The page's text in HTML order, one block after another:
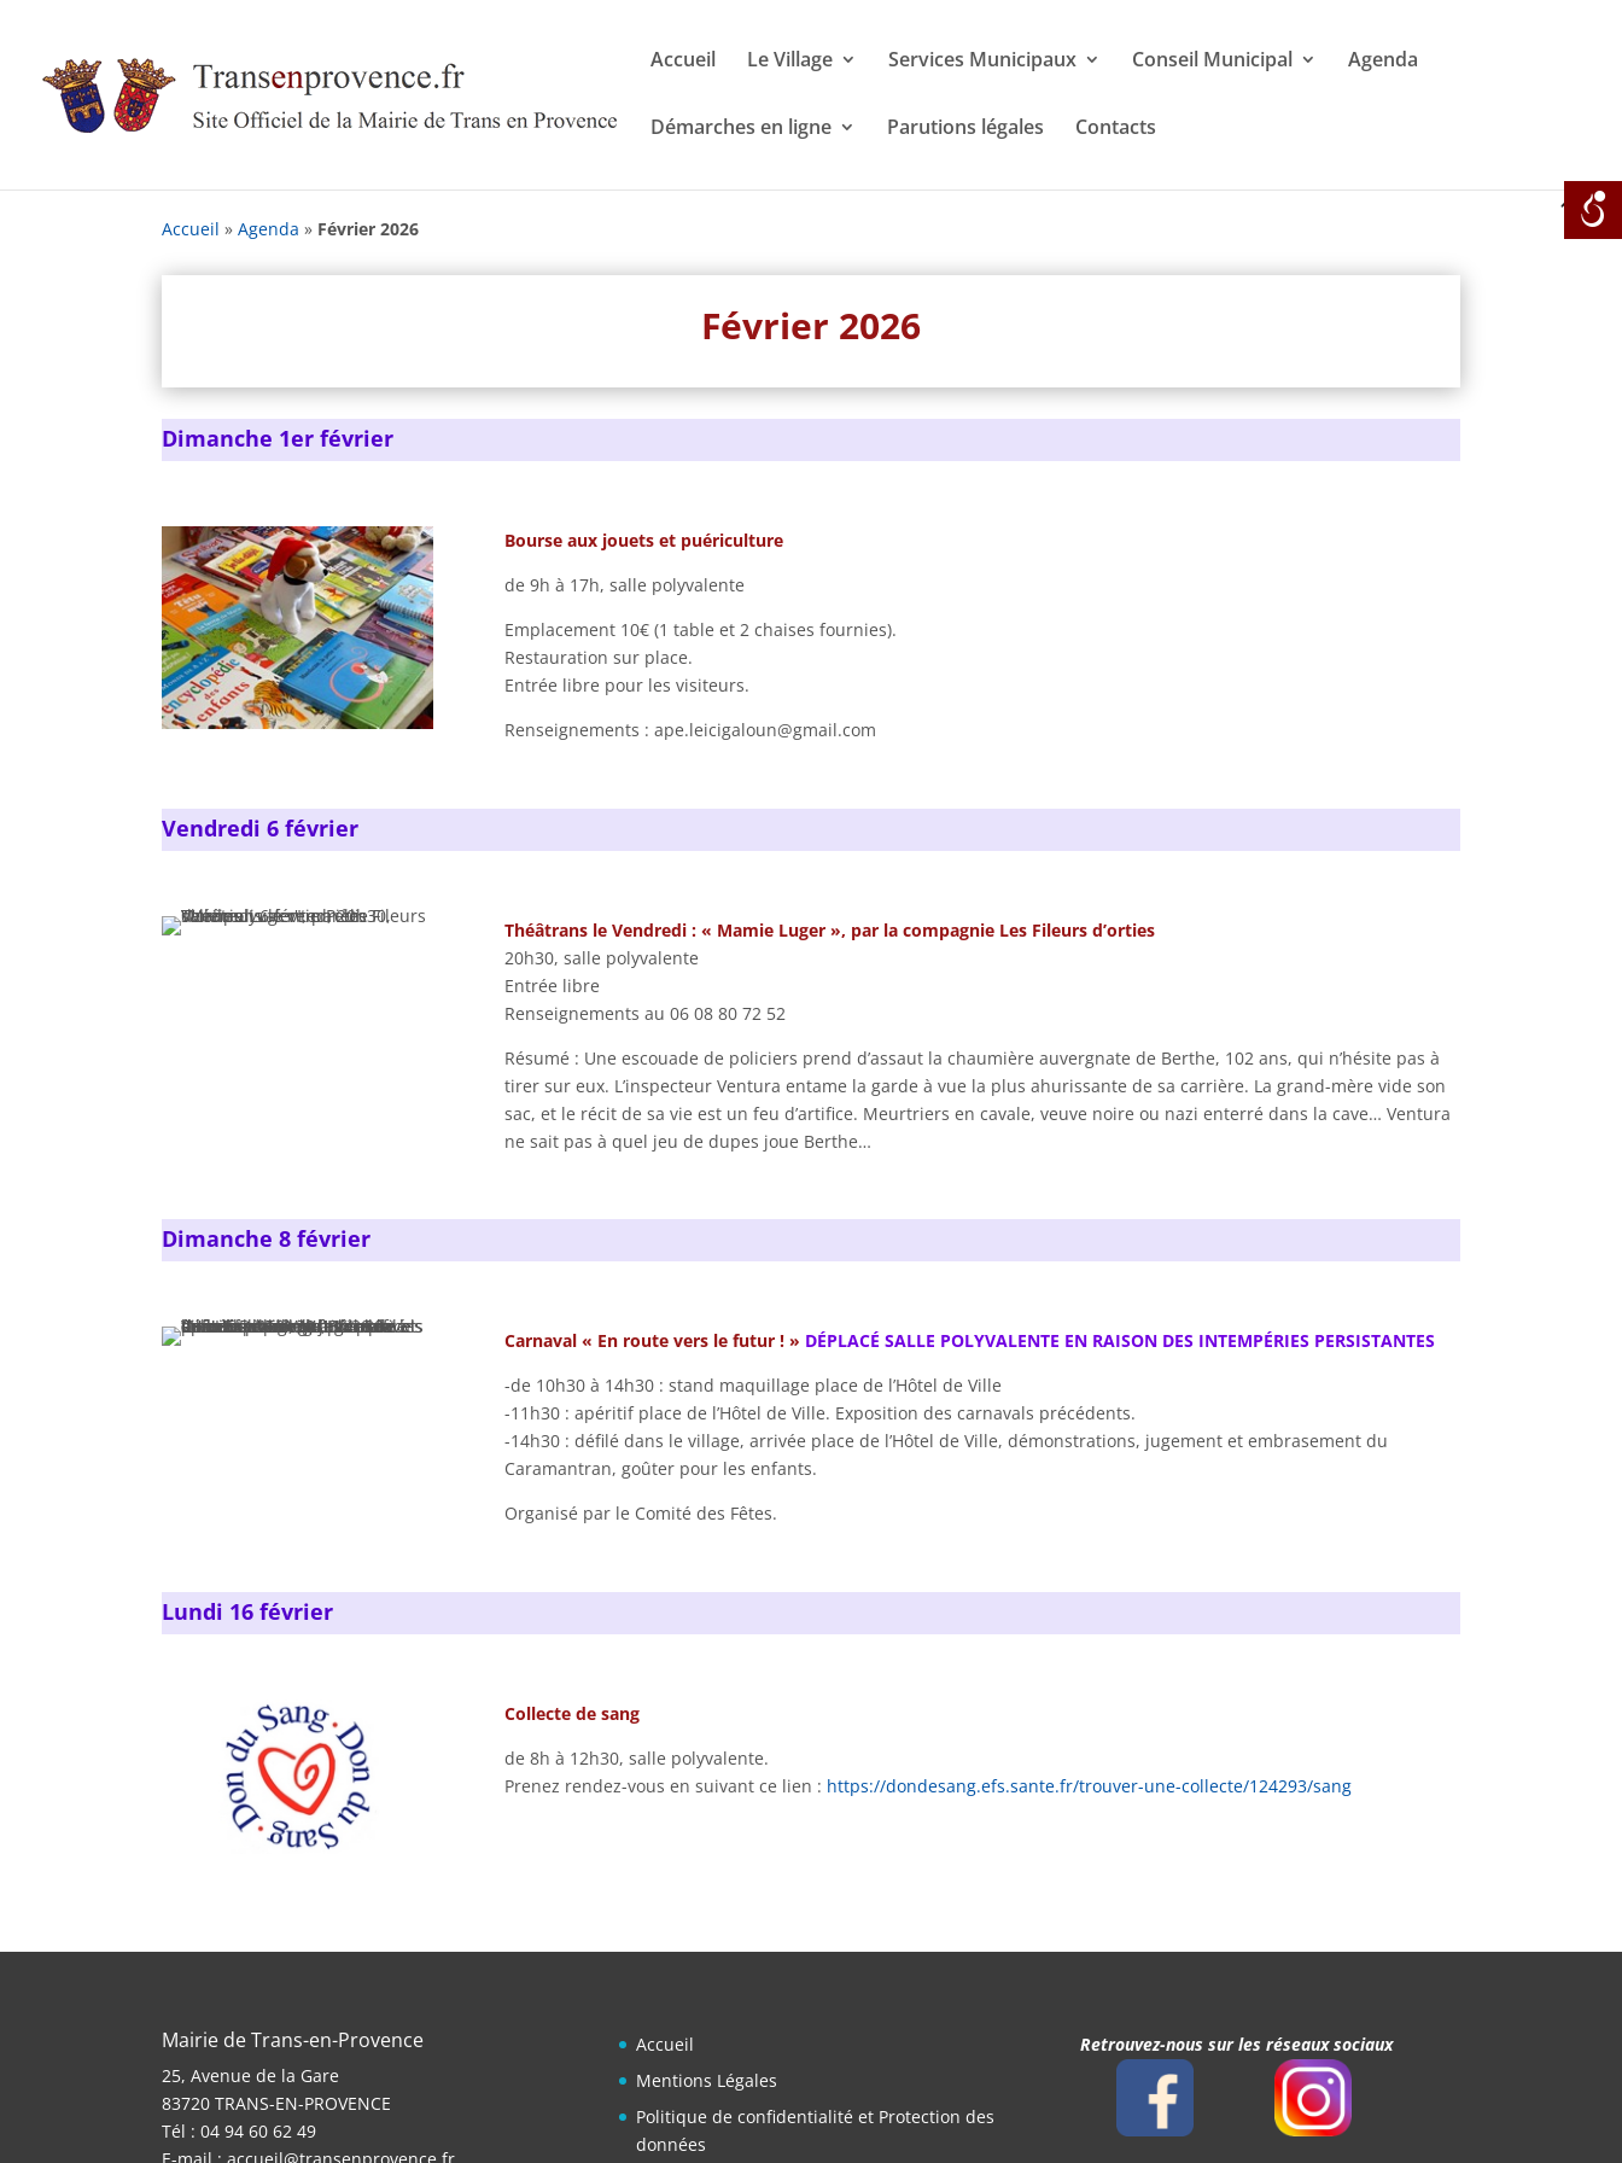
Accueil Le Village Services Municipaux Conseil Municipal Agenda
Démarches en ligne Parutions légales Contacts
Accueil »Agenda » Février 2026
Février 2026
Dimanche 1er février
Bourse aux jouets et puériculture
de 9h à 17h, salle polyvalente
Emplacement 10€ (1 table et 2 chaises fournies).
Restauration sur place.
Entrée libre pour les visiteurs.
Renseignements : ape.leicigaloun@gmail.com
Vendredi 6 février
Théâtrans le Vendredi : « Mamie Luger », par la compagnie Les Fileurs d’orties
20h30, salle polyvalente
Entrée libre
Renseignements au 06 08 80 72 52
Résumé : Une escouade de policiers prend d’assaut la chaumière auvergnate de Berthe, 102 ans, qui n’hésite pas à
tirer sur eux. L’inspecteur Ventura entame la garde à vue la plus ahurissante de sa carrière. La grand-mère vide son
sac, et le récit de sa vie est un feu d’artifice. Meurtriers en cavale, veuve noire ou nazi enterré dans la cave… Ventura
ne sait pas à quel jeu de dupes joue Berthe…
Dimanche 8 février
Carnaval « En route vers le futur ! » DÉPLACÉ SALLE POLYVALENTE EN RAISON DES INTEMPÉRIES PERSISTANTES
-de 10h30 à 14h30 : stand maquillage place de l’Hôtel de Ville
-11h30 : apéritif place de l’Hôtel de Ville. Exposition des carnavals précédents.
-14h30 : défilé dans le village, arrivée place de l’Hôtel de Ville, démonstrations, jugement et embrasement du
Caramantran, goûter pour les enfants.
Organisé par le Comité des Fêtes.
Lundi 16 février
Collecte de sang
de 8h à 12h30, salle polyvalente.
Prenez rendez-vous en suivant ce lien : https://dondesang.efs.sante.fr/trouver-une-collecte/124293/sang
Mairie de Trans-en-Provence
25, Avenue de la Gare
83720 TRANS-EN-PROVENCE
Tél : 04 94 60 62 49
E-mail :accueil@transenprovence.fr
Accueil
Mentions Légales
Politique de confidentialité et Protection des
données
Retrouvez-nous sur les réseaux sociaux